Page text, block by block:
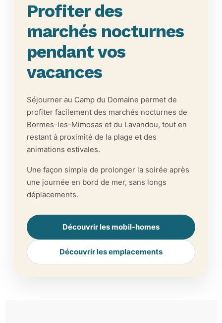
Profiter des
marchés nocturnes
pendant vos
vacances
Séjourner au Camp du Domaine permet de
profiter facilement des marchés nocturnes de
Bormes-les-Mimosas et du Lavandou, tout en
restant à proximité de la plage et des
animations estivales.
Une façon simple de prolonger la soirée après
une journée en bord de mer, sans longs
déplacements.
Découvrir les mobil-homes
Découvrir les emplacements